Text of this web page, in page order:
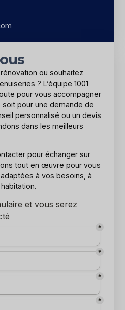
ou souhaitez
? L’équipe 1001
pour vous accompagner
pour une demande de
personnalisé ou un devis
dans les meilleurs
pour échanger sur
tout en œuvre pour vous
à vos besoins, à